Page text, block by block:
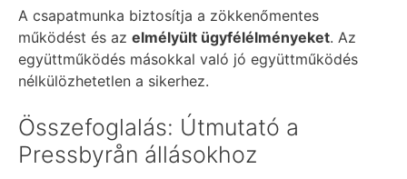
A csapatmunka biztosítja a zökkenőmentes
működést és az elmélyült ügyfélélményeket. Az
együttműködés másokkal való jó együttműködés
nélkülözhetetlen a sikerhez.
Összefoglalás: Útmutató a
Pressbyrån állásokhoz